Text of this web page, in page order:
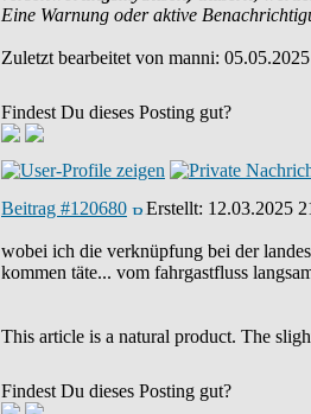
Eine Warnung oder aktive
Zuletzt bearbeitet von manni:
Findest Du dieses Posting gut?
Beitrag #120680 Erstellt: 12.03.2025
wobei ich die verknüpfung bei der
kommen täte... vom fahrgastfluss
This article is a natural product. The
Findest Du dieses Posting gut?